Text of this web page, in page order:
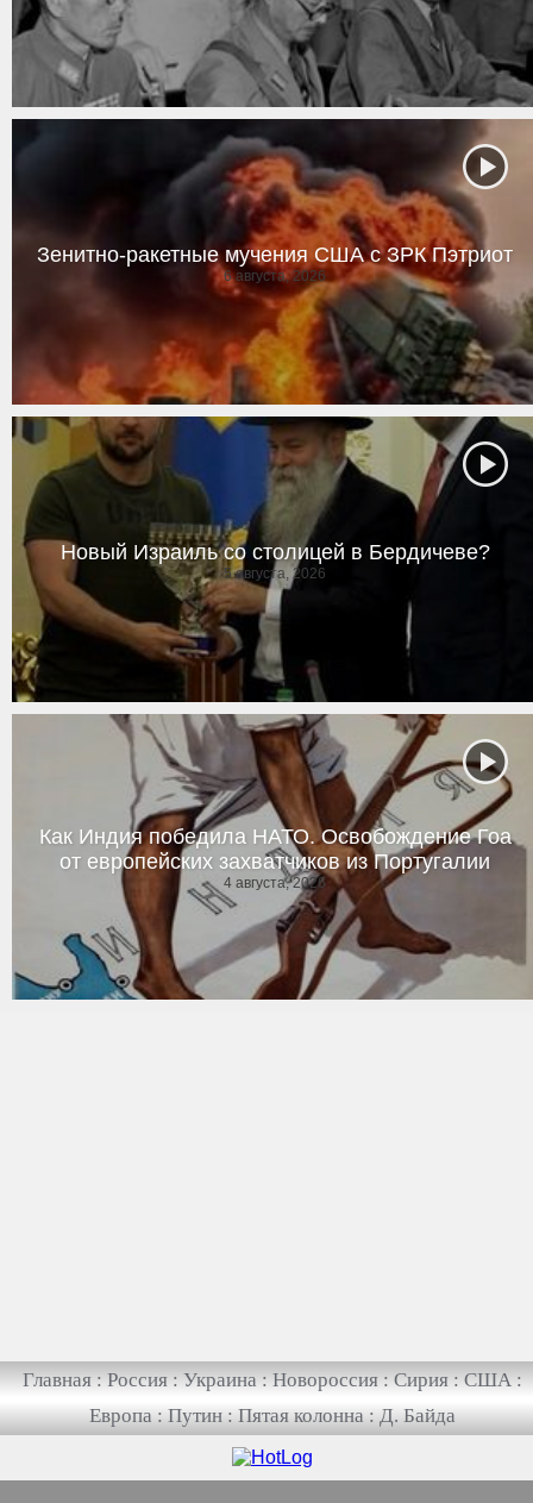
Зенитно-ракетные мучения США с ЗРК Пэтриот
6 августа, 2026
Новый Израиль со столицей в Бердичеве?
5 августа, 2026
Как Индия победила НАТО. Освобождение Гоа
от европейских захватчиков из Португалии
4 августа, 2026
Главная : Россия : Украина : Новороссия : Сирия : США :
Европа : Путин : Пятая колонна : Д. Байда